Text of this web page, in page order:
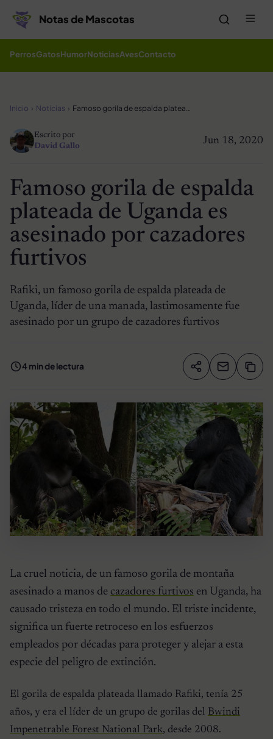
Notas de Mascotas
PerrosGatosHumorNoticiasAvesContacto
Inicio Noticias Famoso gorila de espalda plateada de Uganda es asesinado por cazadores furtivos
Jun 18, 2020
Escrito por
David Gallo
Famoso gorila de espalda
plateada de Uganda es
asesinado por cazadores
furtivos
Rafiki, un famoso gorila de espalda plateada de
Uganda, líder de una manada, lastimosamente fue
asesinado por un grupo de cazadores furtivos
4 min de lectura Compartir
La cruel noticia, de un famoso gorila de montaña
asesinado a manos de cazadores furtivos en Uganda, ha
causado tristeza en todo el mundo. El triste incidente,
significa un fuerte retroceso en los esfuerzos
empleados por décadas para proteger y alejar a esta
especie del peligro de extinción.
El gorila de espalda plateada llamado Rafiki, tenía 25
años, y era el líder de un grupo de gorilas del Bwindi
Impenetrable Forest National Park, desde 2008.